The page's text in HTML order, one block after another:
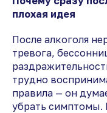
плохая идея
После алкоголя
тревога,
трудно
правила — он
убрать симптомы.